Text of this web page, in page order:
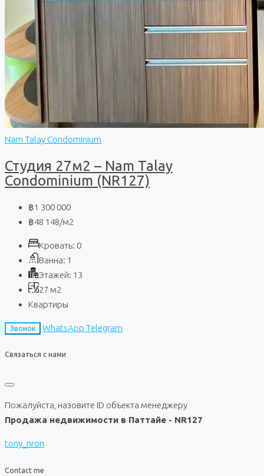
Nam Talay Condominium
Студия 27м2 – Nam Talay
Condominium (NR127)
฿1 300 000
฿48 148/м2
Кровать: 0
Ванна: 1
Этажей: 13
27 м2
Квартиры
Звонок WhatsApp Telegram
Связаться с нами
Пожалуйста, назовите ID объекта менеджеру
Продажа недвижимости в Паттайе - NR127
tony_nron
Contact me